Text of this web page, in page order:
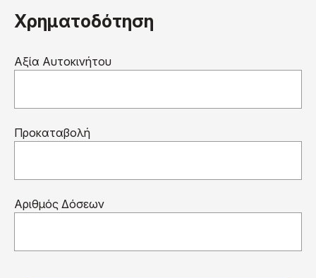
Χρηματοδότηση
Αξία Αυτοκινήτου
Προκαταβολή
Αριθμός Δόσεων